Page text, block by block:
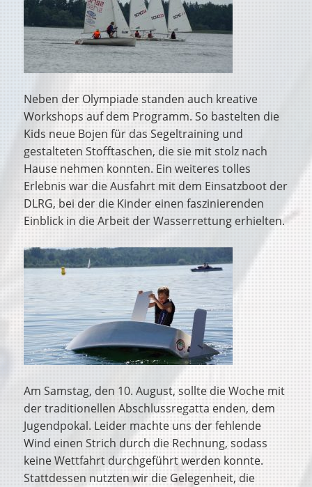
Neben der Olympiade standen auch kreative
Workshops auf dem Programm. So bastelten die
Kids neue Bojen für das Segeltraining und
gestalteten Stofftaschen, die sie mit stolz nach
Hause nehmen konnten. Ein weiteres tolles
Erlebnis war die Ausfahrt mit dem Einsatzboot der
DLRG, bei der die Kinder einen faszinierenden
Einblick in die Arbeit der Wasserrettung erhielten.
Am Samstag, den 10. August, sollte die Woche mit
der traditionellen Abschlussregatta enden, dem
Jugendpokal. Leider machte uns der fehlende
Wind einen Strich durch die Rechnung, sodass
keine Wettfahrt durchgeführt werden konnte.
Stattdessen nutzten wir die Gelegenheit, die